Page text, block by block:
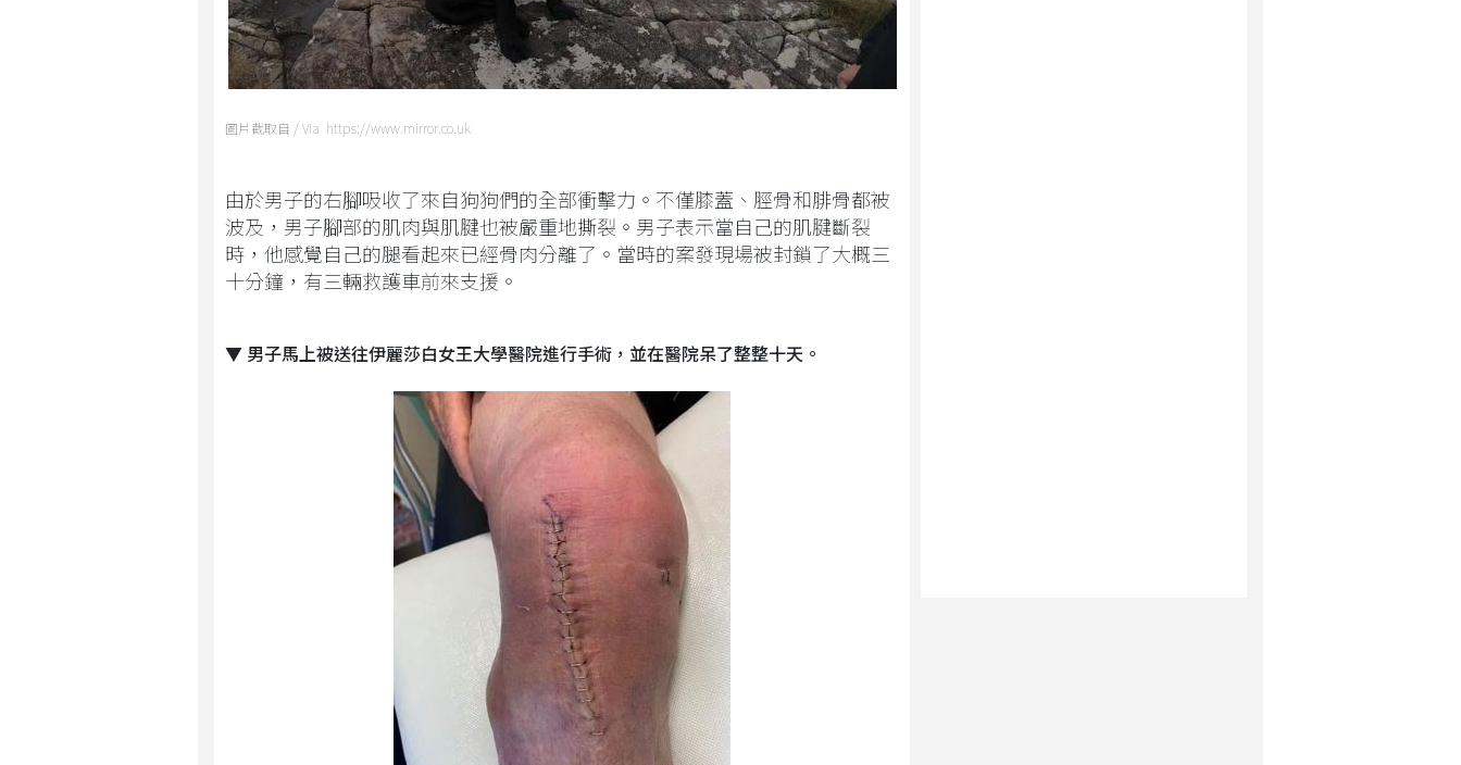
圖片截取自 / Via https://www.mirror.co.uk
由於男子的右腳吸收了來自狗狗們的全部衝擊力。不僅膝蓋、脛骨和腓骨都被
波及，男子腳部的肌肉與肌腱也被嚴重地撕裂。男子表示當自己的肌腱斷裂
時，他感覺自己的腿看起來已經骨肉分離了。當時的案發現場被封鎖了大概三
十分鐘，有三輛救護車前來支援。
▼ 男子馬上被送往伊麗莎白女王大學醫院進行手術，並在醫院呆了整整十天。